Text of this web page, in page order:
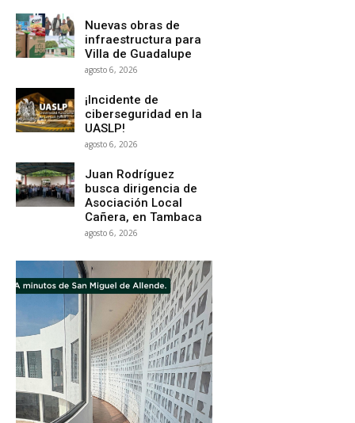
Nuevas obras de
infraestructura para
Villa de Guadalupe
agosto 6, 2026
¡Incidente de
ciberseguridad en la
UASLP!
agosto 6, 2026
Juan Rodríguez
busca dirigencia de
Asociación Local
Cañera, en Tambaca
agosto 6, 2026